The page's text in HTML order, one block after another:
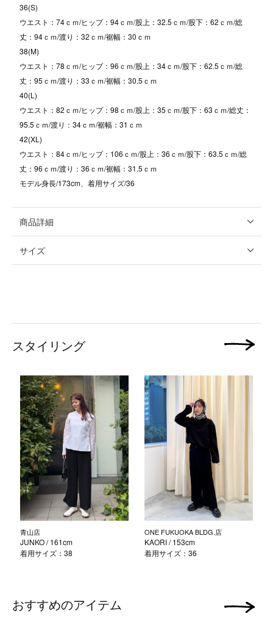
36(S)
ウエスト：74ｃｍ/ヒップ：94ｃｍ/股上：32.5ｃｍ/股下：62ｃｍ/総
丈：94ｃｍ/渡り：32ｃｍ/裾幅：30ｃｍ
38(M)
ウエスト：78ｃｍ/ヒップ：96ｃｍ/股上：34ｃｍ/股下：62.5ｃｍ/総
丈：95ｃｍ/渡り：33ｃｍ/裾幅：30.5ｃｍ
40(L)
ウエスト：82ｃｍ/ヒップ：98ｃｍ/股上：35ｃｍ/股下：63ｃｍ/総丈：
95.5ｃｍ/渡り：34ｃｍ/裾幅：31ｃｍ
42(XL)
ウエスト：84ｃｍ/ヒップ：106ｃｍ/股上：36ｃｍ/股下：63.5ｃｍ/総
丈：96ｃｍ/渡り：36ｃｍ/裾幅：31.5ｃｍ
モデル身長/173cm、着用サイズ/36
商品詳細
サイズ
スタイリング
青山店
JUNKO/ 161cm
着用サイズ：38
ONE FUKUOKA BLDG.店
KAORI/ 153cm
着用サイズ：36
次の画像
おすすめのアイテム 次の画像